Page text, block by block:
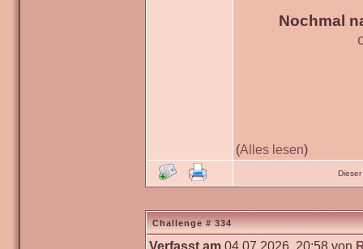
Nochmal
(Alles lesen)
Challenge # 334
Verfasst am 04.07.2026, 20:58 von